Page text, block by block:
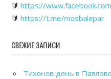
🔰 https://
🔰 https://t.me/mosbalepar
СВЕЖИЕ ЗАПИСИ
Тихонов день в